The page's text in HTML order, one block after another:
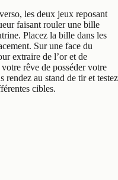
les deux jeux reposant
faisant rouler une bille
Placez la bille dans les
Sur une face du
extraire de l’or et de
rêve de posséder votre
rendez au stand de tir et testez
cibles.